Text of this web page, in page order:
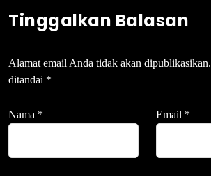
Tinggalkan Balasan
Alamat email Anda tidak akan dipublikasikan.
ditandai *
Nama * Email *